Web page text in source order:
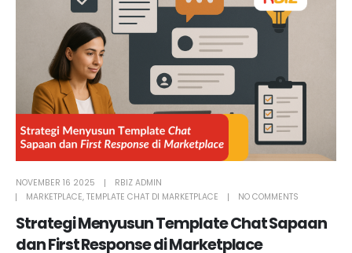
NOVEMBER 16 2025
RBIZ ADMIN
MARKETPLACE, TEMPLATE CHAT DI MARKETPLACE NO COMMENTS
Strategi Menyusun Template Chat Sapaan
dan First Response di Marketplace